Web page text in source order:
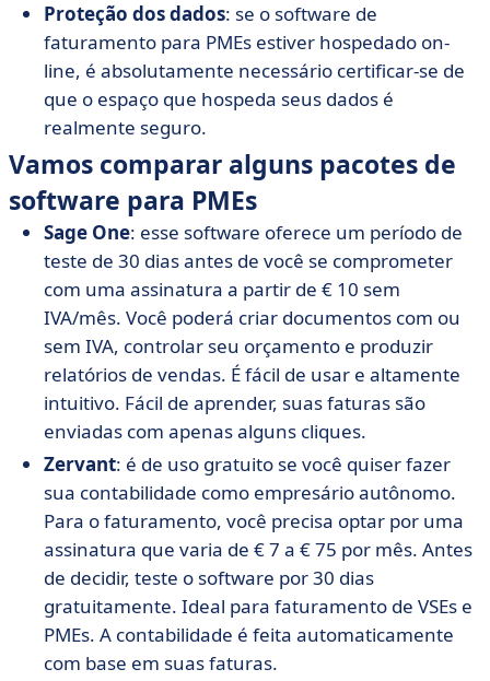
Proteção dos dados: se o software de
faturamento para PMEs estiver hospedado on-
line, é absolutamente necessário certificar-se de
que o espaço que hospeda seus dados é
realmente seguro.
Vamos comparar alguns pacotes de
software para PMEs
Sage One: esse software oferece um período de
teste de 30 dias antes de você se comprometer
com uma assinatura a partir de € 10 sem
IVA/mês. Você poderá criar documentos com ou
sem IVA, controlar seu orçamento e produzir
relatórios de vendas. É fácil de usar e altamente
intuitivo. Fácil de aprender, suas faturas são
enviadas com apenas alguns cliques.
Zervant: é de uso gratuito se você quiser fazer
sua contabilidade como empresário autônomo.
Para o faturamento, você precisa optar por uma
assinatura que varia de € 7 a € 75 por mês. Antes
de decidir, teste o software por 30 dias
gratuitamente. Ideal para faturamento de VSEs e
PMEs. A contabilidade é feita automaticamente
com base em suas faturas.